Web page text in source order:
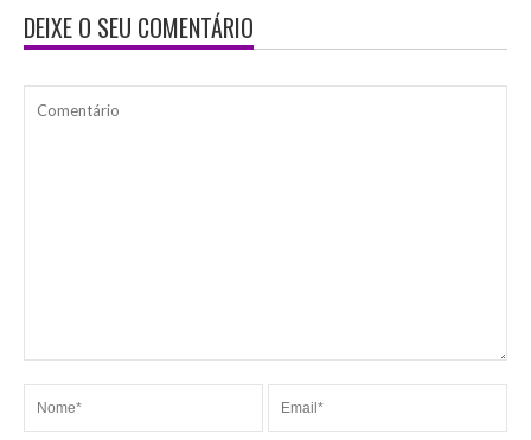
DEIXE O SEU COMENTÁRIO